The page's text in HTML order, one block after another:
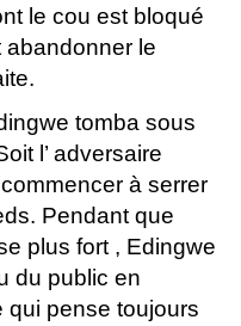
le cou est bloqué
abandonner le
tomba sous
l’ adversaire
à serrer
Pendant que
plus fort , Edingwe
du public en
qui pense toujours